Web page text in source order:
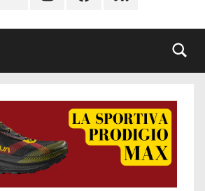
menu menu menu menu